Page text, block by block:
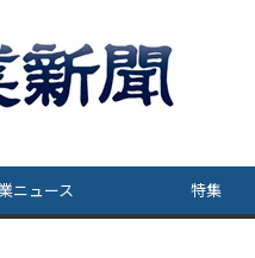
ニュース 特集